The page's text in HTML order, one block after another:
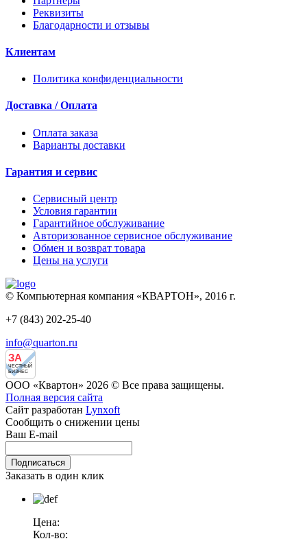
Реквизиты
Благодарности и отзывы
Клиентам
Политика конфиденциальности
Доставка / Оплата
Оплата заказа
Варианты доставки
Гарантия и сервис
Сервисный центр
Условия гарантии
Гарантийное обслуживание
Авторизованное сервисное обслуживание
Обмен и возврат товара
Цены на услуги
© Компьютерная компания «КВАРТОН», 2016 г.
+7 (843) 202-25-40
info@quarton.ru
ЗА
ЧЕСТНЫЙ
БИЗНЕС
ООО «Квартон» 2026 © Все права защищены.
Полная версия сайта
Сайт разработан Lynxoft
Сообщить о снижении цены
Ваш E-mail
Заказать в один клик
Цена:
Кол-во: